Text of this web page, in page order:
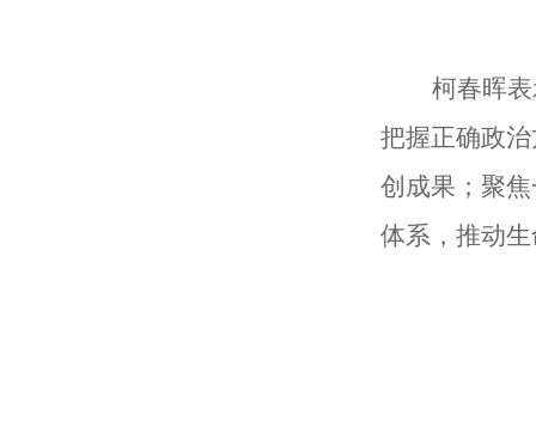
柯春晖
把握正确政
创成果；聚
体系，推动